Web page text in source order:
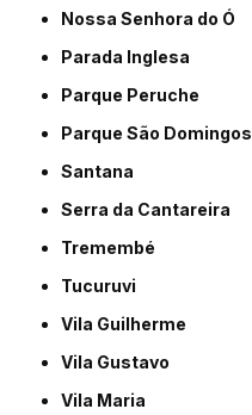
Nossa Senhora do Ó
Parada Inglesa
Parque Peruche
Parque São Domingos
Santana
Serra da Cantareira
Tremembé
Tucuruvi
Vila Guilherme
Vila Gustavo
Vila Maria